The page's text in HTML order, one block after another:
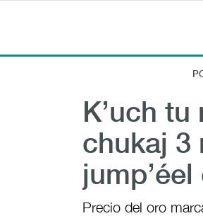
K’uch tu
chukaj 3
jump’éel
Precio del oro